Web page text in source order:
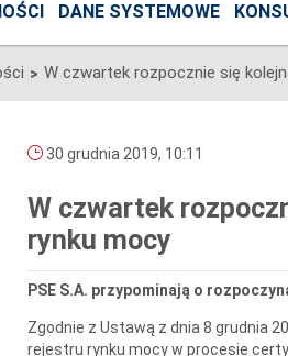
DANE SYSTEMOWE
>
30 grudnia 2019, 10:11
W czwartek
rynku mocy
PSE S.A. przypominają o
Zgodnie z Ustawą z dnia 8 grudnia
rejestru rynku mocy w procesie